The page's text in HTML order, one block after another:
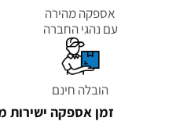
אספקה מהירה
עם נהגי החברה
הובלה חינם
זמן אספקה ישירות מהיבואן: